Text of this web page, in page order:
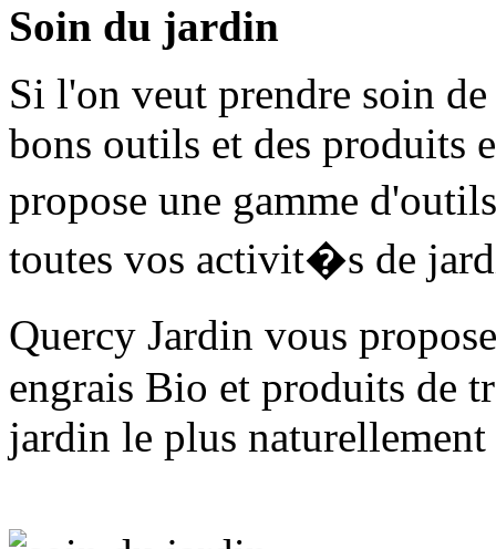
Soin du jardin
Si l'on veut prendre soin
bons outils et des produits
propose une gamme
toutes vos activit�s de
Quercy Jardin vous
engrais Bio et produits de
jardin le plus